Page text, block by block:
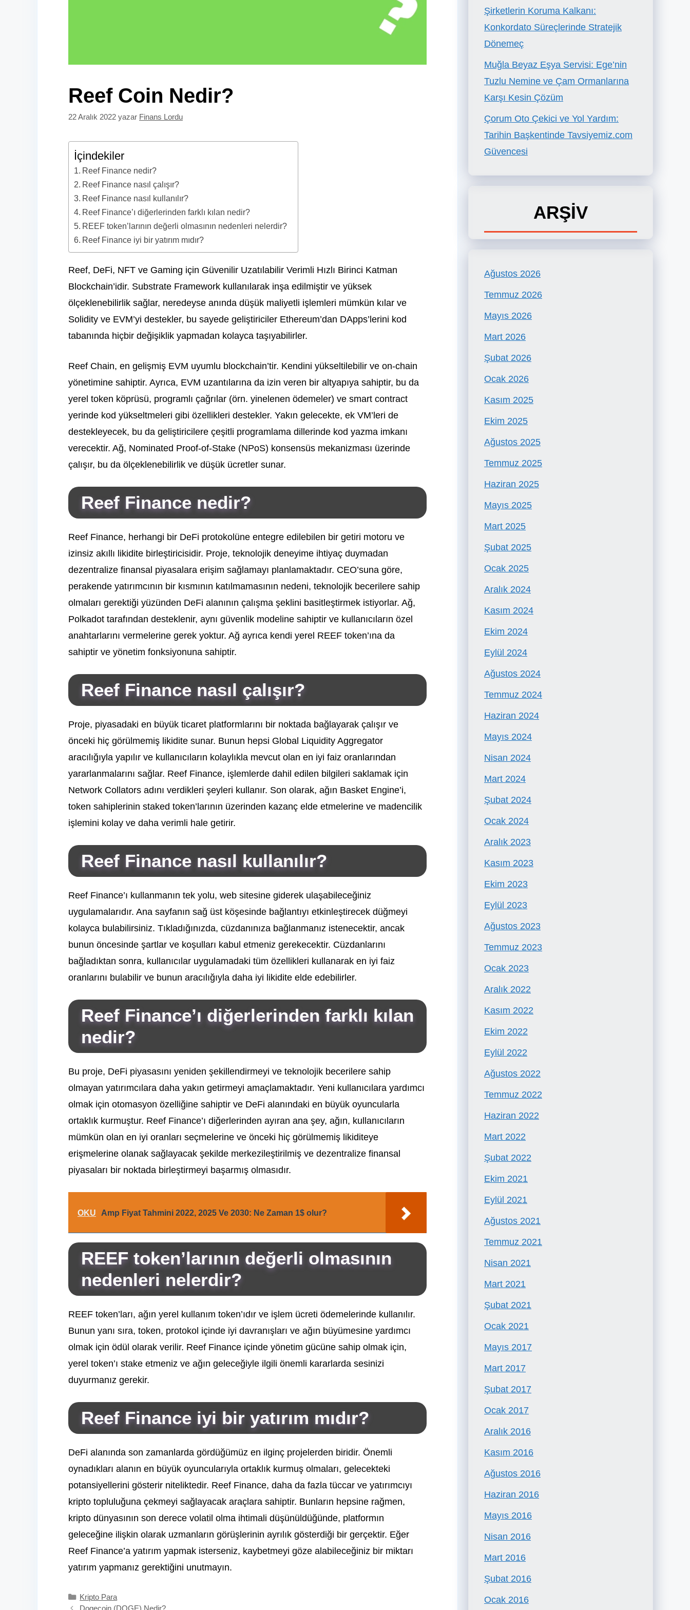
Reef Coin Nedir?
22 Aralık 2022 yazar Finans Lordu
İçindekiler
Reef Finance nedir?
Reef Finance nasıl çalışır?
Reef Finance nasıl kullanılır?
Reef Finance’ı diğerlerinden farklı kılan nedir?
REEF token’larının değerli olmasının nedenleri nelerdir?
Reef Finance iyi bir yatırım mıdır?
Reef, DeFi, NFT ve Gaming için Güvenilir Uzatılabilir Verimli Hızlı Birinci Katman
Blockchain’idir. Substrate Framework kullanılarak inşa edilmiştir ve yüksek
ölçeklenebilirlik sağlar, neredeyse anında düşük maliyetli işlemleri mümkün kılar ve
Solidity ve EVM’yi destekler, bu sayede geliştiriciler Ethereum’dan DApps’lerini kod
tabanında hiçbir değişiklik yapmadan kolayca taşıyabilirler.
Reef Chain, en gelişmiş EVM uyumlu blockchain’tir. Kendini yükseltilebilir ve on-chain
yönetimine sahiptir. Ayrıca, EVM uzantılarına da izin veren bir altyapıya sahiptir, bu da
yerel token köprüsü, programlı çağrılar (örn. yinelenen ödemeler) ve smart contract
yerinde kod yükseltmeleri gibi özellikleri destekler. Yakın gelecekte, ek VM’leri de
destekleyecek, bu da geliştiricilere çeşitli programlama dillerinde kod yazma imkanı
verecektir. Ağ, Nominated Proof-of-Stake (NPoS) konsensüs mekanizması üzerinde
çalışır, bu da ölçeklenebilirlik ve düşük ücretler sunar.
Reef Finance nedir?
Reef Finance, herhangi bir DeFi protokolüne entegre edilebilen bir getiri motoru ve
izinsiz akıllı likidite birleştiricisidir. Proje, teknolojik deneyime ihtiyaç duymadan
dezentralize finansal piyasalara erişim sağlamayı planlamaktadır. CEO’suna göre,
perakende yatırımcının bir kısmının katılmamasının nedeni, teknolojik becerilere sahip
olmaları gerektiği yüzünden DeFi alanının çalışma şeklini basitleştirmek istiyorlar. Ağ,
Polkadot tarafından desteklenir, aynı güvenlik modeline sahiptir ve kullanıcıların özel
anahtarlarını vermelerine gerek yoktur. Ağ ayrıca kendi yerel REEF token’ına da
sahiptir ve yönetim fonksiyonuna sahiptir.
Reef Finance nasıl çalışır?
Proje, piyasadaki en büyük ticaret platformlarını bir noktada bağlayarak çalışır ve
önceki hiç görülmemiş likidite sunar. Bunun hepsi Global Liquidity Aggregator
aracılığıyla yapılır ve kullanıcıların kolaylıkla mevcut olan en iyi faiz oranlarından
yararlanmalarını sağlar. Reef Finance, işlemlerde dahil edilen bilgileri saklamak için
Network Collators adını verdikleri şeyleri kullanır. Son olarak, ağın Basket Engine’i,
token sahiplerinin staked token’larının üzerinden kazanç elde etmelerine ve madencilik
işlemini kolay ve daha verimli hale getirir.
Reef Finance nasıl kullanılır?
Reef Finance’ı kullanmanın tek yolu, web sitesine giderek ulaşabileceğiniz
uygulamalarıdır. Ana sayfanın sağ üst köşesinde bağlantıyı etkinleştirecek düğmeyi
kolayca bulabilirsiniz. Tıkladığınızda, cüzdanınıza bağlanmanız istenecektir, ancak
bunun öncesinde şartlar ve koşulları kabul etmeniz gerekecektir. Cüzdanlarını
bağladıktan sonra, kullanıcılar uygulamadaki tüm özellikleri kullanarak en iyi faiz
oranlarını bulabilir ve bunun aracılığıyla daha iyi likidite elde edebilirler.
Reef Finance’ı diğerlerinden farklı kılan
nedir?
Bu proje, DeFi piyasasını yeniden şekillendirmeyi ve teknolojik becerilere sahip
olmayan yatırımcılara daha yakın getirmeyi amaçlamaktadır. Yeni kullanıcılara yardımcı
olmak için otomasyon özelliğine sahiptir ve DeFi alanındaki en büyük oyuncularla
ortaklık kurmuştur. Reef Finance’ı diğerlerinden ayıran ana şey, ağın, kullanıcıların
mümkün olan en iyi oranları seçmelerine ve önceki hiç görülmemiş likiditeye
erişmelerine olanak sağlayacak şekilde merkezileştirilmiş ve dezentralize finansal
piyasaları bir noktada birleştirmeyi başarmış olmasıdır.
OKU Amp Fiyat Tahmini 2022, 2025 Ve 2030: Ne Zaman 1$ olur?
REEF token’larının değerli olmasının
nedenleri nelerdir?
REEF token’ları, ağın yerel kullanım token’ıdır ve işlem ücreti ödemelerinde kullanılır.
Bunun yanı sıra, token, protokol içinde iyi davranışları ve ağın büyümesine yardımcı
olmak için ödül olarak verilir. Reef Finance içinde yönetim gücüne sahip olmak için,
yerel token’ı stake etmeniz ve ağın geleceğiyle ilgili önemli kararlarda sesinizi
duyurmanız gerekir.
Reef Finance iyi bir yatırım mıdır?
DeFi alanında son zamanlarda gördüğümüz en ilginç projelerden biridir. Önemli
oynadıkları alanın en büyük oyuncularıyla ortaklık kurmuş olmaları, gelecekteki
potansiyellerini gösterir niteliktedir. Reef Finance, daha da fazla tüccar ve yatırımcıyı
kripto topluluğuna çekmeyi sağlayacak araçlara sahiptir. Bunların hepsine rağmen,
kripto dünyasının son derece volatil olma ihtimali düşünüldüğünde, platformın
geleceğine ilişkin olarak uzmanların görüşlerinin ayrılık gösterdiği bir gerçektir. Eğer
Reef Finance’a yatırım yapmak isterseniz, kaybetmeyi göze alabileceğiniz bir miktarı
yatırım yapmanız gerektiğini unutmayın.
Kategoriler
Kripto Para
Dogecoin (DOGE) Nedir?
Şirketlerin Koruma Kalkanı:
Konkordato Süreçlerinde Stratejik
Dönemeç
Muğla Beyaz Eşya Servisi: Ege’nin
Tuzlu Nemine ve Çam Ormanlarına
Karşı Kesin Çözüm
Çorum Oto Çekici ve Yol Yardım:
Tarihin Başkentinde Tavsiyemiz.com
Güvencesi
ARŞİV
Ağustos 2026
Temmuz 2026
Mayıs 2026
Mart 2026
Şubat 2026
Ocak 2026
Kasım 2025
Ekim 2025
Ağustos 2025
Temmuz 2025
Haziran 2025
Mayıs 2025
Mart 2025
Şubat 2025
Ocak 2025
Aralık 2024
Kasım 2024
Ekim 2024
Eylül 2024
Ağustos 2024
Temmuz 2024
Haziran 2024
Mayıs 2024
Nisan 2024
Mart 2024
Şubat 2024
Ocak 2024
Aralık 2023
Kasım 2023
Ekim 2023
Eylül 2023
Ağustos 2023
Temmuz 2023
Ocak 2023
Aralık 2022
Kasım 2022
Ekim 2022
Eylül 2022
Ağustos 2022
Temmuz 2022
Haziran 2022
Mart 2022
Şubat 2022
Ekim 2021
Eylül 2021
Ağustos 2021
Temmuz 2021
Nisan 2021
Mart 2021
Şubat 2021
Ocak 2021
Mayıs 2017
Mart 2017
Şubat 2017
Ocak 2017
Aralık 2016
Kasım 2016
Ağustos 2016
Haziran 2016
Mayıs 2016
Nisan 2016
Mart 2016
Şubat 2016
Ocak 2016